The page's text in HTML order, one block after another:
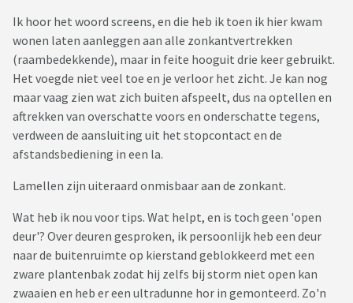
Ik hoor het woord screens, en die heb ik toen ik hier kwam
wonen laten aanleggen aan alle zonkantvertrekken
(raambedekkende), maar in feite hooguit drie keer gebruikt.
Het voegde niet veel toe en je verloor het zicht. Je kan nog
maar vaag zien wat zich buiten afspeelt, dus na optellen en
aftrekken van overschatte voors en onderschatte tegens,
verdween de aansluiting uit het stopcontact en de
afstandsbediening in een la.
Lamellen zijn uiteraard onmisbaar aan de zonkant.
Wat heb ik nou voor tips. Wat helpt, en is toch geen 'open
deur'? Over deuren gesproken, ik persoonlijk heb een deur
naar de buitenruimte op kierstand geblokkeerd met een
zware plantenbak zodat hij zelfs bij storm niet open kan
zwaaien en heb er een ultradunne hor in gemonteerd. Zo'n